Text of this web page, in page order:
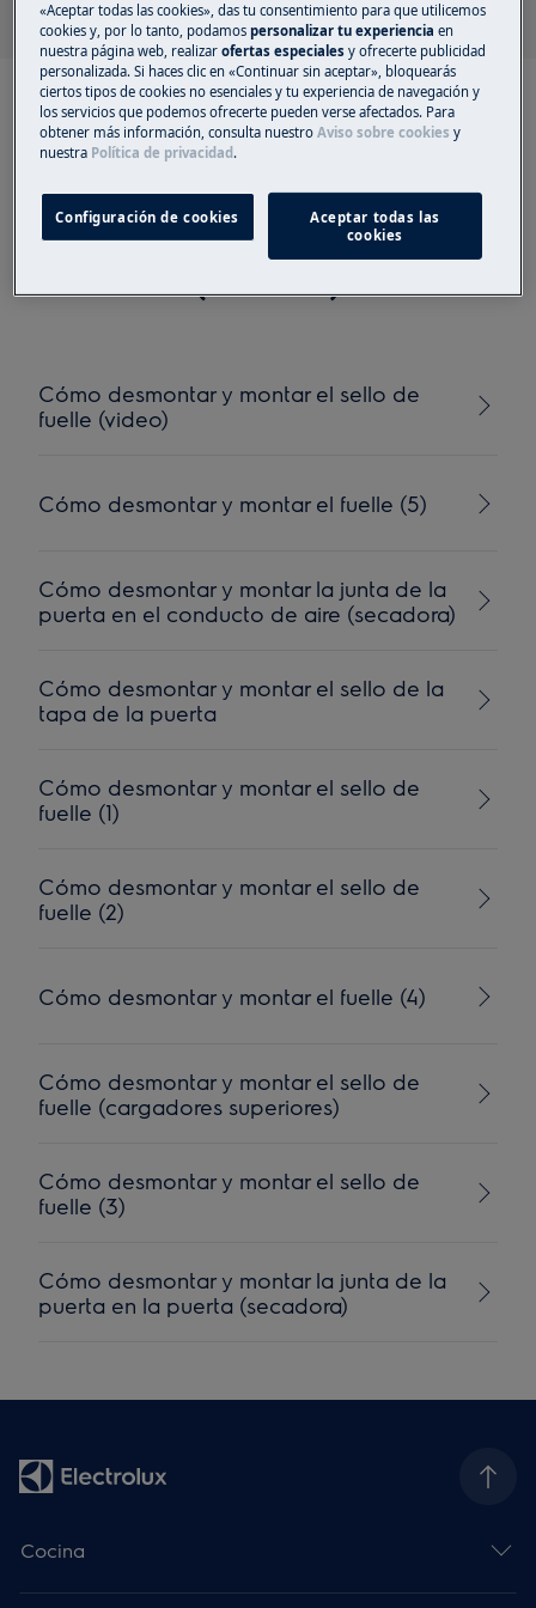
Artículos recomendados
para Junta de puerta
Cómo desmontar y montar el sello de
fuelle (video)
Cómo desmontar y montar el fuelle (5)
Cómo desmontar y montar la junta de la
puerta en el conducto de aire (secadora)
Cómo desmontar y montar el sello de la
tapa de la puerta
Cómo desmontar y montar el sello de
fuelle (1)
Cómo desmontar y montar el sello de
fuelle (2)
Cómo desmontar y montar el fuelle (4)
Cómo desmontar y montar el sello de
fuelle (cargadores superiores)
Cómo desmontar y montar el sello de
fuelle (3)
Cómo desmontar y montar la junta de la
puerta en la puerta (secadora)
Cocina
«Aceptar todas las cookies», das tu consentimiento para que utilicemos
cookies y, por lo tanto, podamospersonalizar tu experienciaen
nuestra página web, realizarofertas especiales y ofrecerte publicidad
personalizada. Si haces clic en «Continuar sin aceptar», bloquearás
ciertos tipos de cookies no esenciales y tu experiencia de navegación y
los servicios que podemos ofrecerte pueden verse afectados. Para
obtener más información, consulta nuestroAviso sobre cookies y
nuestra Política de privacidad .
Configuración de cookies
Aceptar todas las
cookies